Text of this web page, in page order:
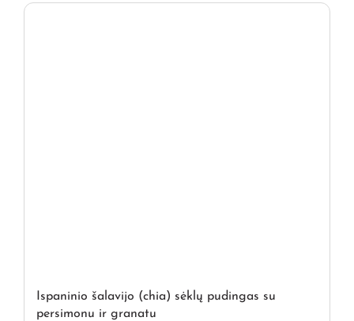
Ispaninio šalavijo (chia) sėklų pudingas su
persimonu ir granatu